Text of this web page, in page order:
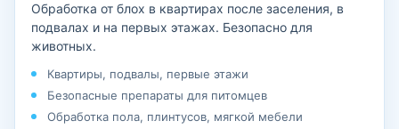
Обработка от блох в квартирах после заселения, в
подвалах и на первых этажах. Безопасно для
животных.
Квартиры, подвалы, первые этажи
Безопасные препараты для питомцев
Обработка пола, плинтусов, мягкой мебели